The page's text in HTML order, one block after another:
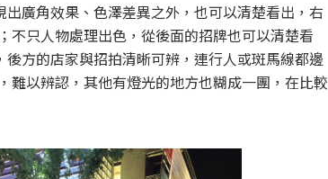
廣角效果、色澤差異之外，也可以清楚看出，右
只人物處理出色，從後面的招牌也可以清楚看
方的店家與招拍清晰可辨，連行人或斑馬線都邊
以辨認，其他有燈光的地方也糊成一團，在比較